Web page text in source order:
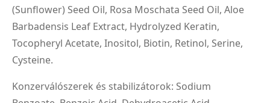
(Sunflower) Seed Oil, Rosa Moschata Seed Oil, Aloe
Barbadensis Leaf Extract, Hydrolyzed Keratin,
Tocopheryl Acetate, Inositol, Biotin, Retinol, Serine,
Cysteine.
Konzerválószerek és stabilizátorok: Sodium